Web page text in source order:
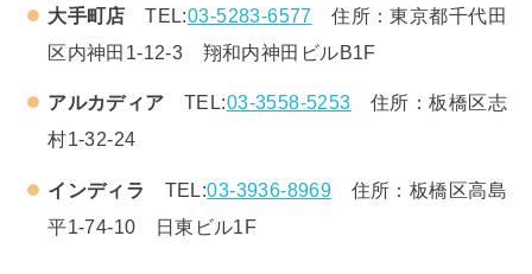
大手町店 TEL:03-5283-6577
住所：東京都千代田
区内神田1-12-3 翔和内神田ビルB1F
アルカディア TEL:03-3558-5253 住所：板橋区志
村1-32-24
インディラ TEL:03-3936-8969 住所：板橋区高島
平1-74-10 日東ビル1F